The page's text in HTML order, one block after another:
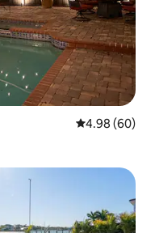
平均评分 4.98
4.98 (60)